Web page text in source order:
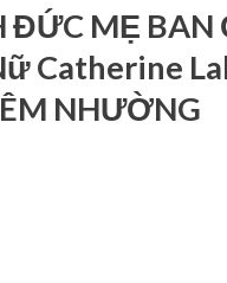
MẸ BAN
Catherine
NHƯỜNG